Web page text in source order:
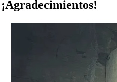
¡Agradecimientos!